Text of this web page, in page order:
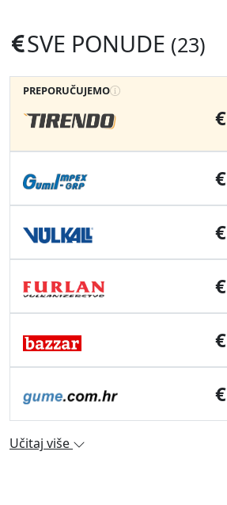
SVE PONUDE (23)
PREPORUČUJEMO
Učitaj više